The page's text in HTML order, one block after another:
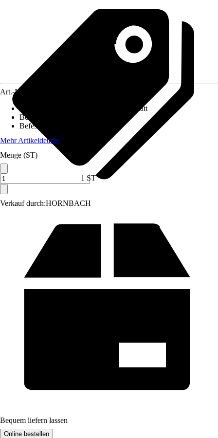
Verkauf durch:HORNBACH
Art.-Nr.
Matt
Beiliegende Befestigung
Befestigungsmöglichkeit
Mehr Artikeldetails
Menge (ST)
1 ST
Bequem liefern lassen
Online bestellen